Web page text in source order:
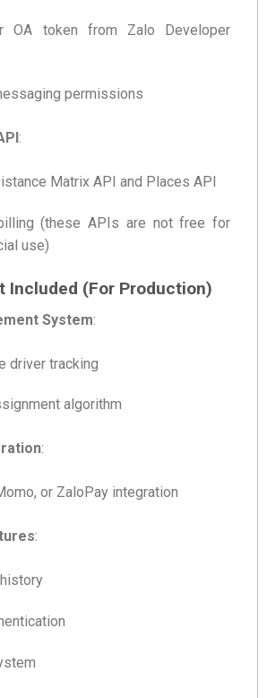
OA token from Zalo Developer
permissions
:
Matrix API and Places API
(these APIs are not free for
use)
Included (For Production)
System:
driver tracking
algorithm
:
or ZaloPay integration
: